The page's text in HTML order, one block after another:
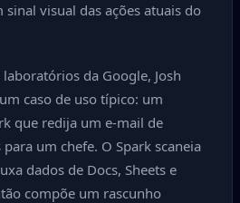
visual das ações atuais do
da Google, Josh
caso de uso típico: um
que redija um e-mail de
um chefe. O Spark scaneia
dados de Docs, Sheets e
compõe um rascunho